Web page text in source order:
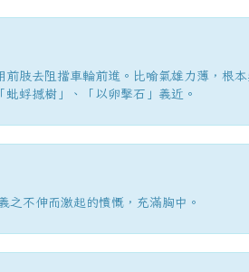
肢去阻擋車輪前進。比喻氣雄力薄，根
蜉撼樹」、「以卵擊石」義近。
之不伸而激起的憤慨，充滿胸中。